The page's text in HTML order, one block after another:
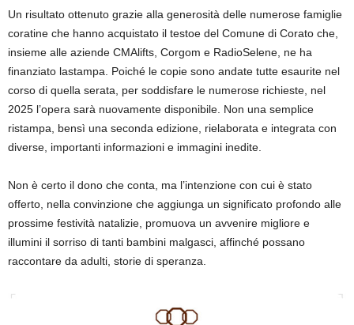
Un risultato ottenuto grazie alla generosità delle numerose famiglie
coratine che hanno acquistato il testoe del Comune di Corato che,
insieme alle aziende CMAlifts, Corgom e RadioSelene, ne ha
finanziato lastampa. Poiché le copie sono andate tutte esaurite nel
corso di quella serata, per soddisfare le numerose richieste, nel
2025 l’opera sarà nuovamente disponibile. Non una semplice
ristampa, bensì una seconda edizione, rielaborata e integrata con
diverse, importanti informazioni e immagini inedite.
Non è certo il dono che conta, ma l’intenzione con cui è stato
offerto, nella convinzione che aggiunga un significato profondo alle
prossime festività natalizie, promuova un avvenire migliore e
illumini il sorriso di tanti bambini malgasci, affinché possano
raccontare da adulti, storie di speranza.